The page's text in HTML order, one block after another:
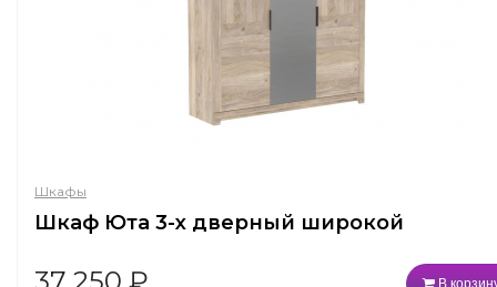
Шкафы
Шкаф Юта 3-х дверный широкой
В